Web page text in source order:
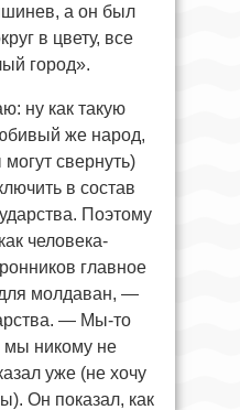
а он был
в цвету, все
город».
ну как такую
же народ,
свернуть)
в состав
Поэтому
человека-
главное
молдаван, —
— Мы-то
мы никому не
уже (не хочу
Он показал, как